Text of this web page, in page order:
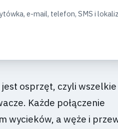
e-mail, telefon, SMS i
osprzęt, czyli wszelkie
Każde połączenie
wycieków, a węże i